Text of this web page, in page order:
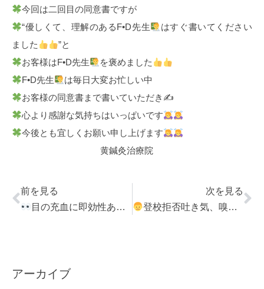
今回は二回目の同意書ですが
“優しくて、理解のあるF•D先生
はすぐ書いてください
ました
”と
お客様はF•D先生
を褒めました
F•D先生
は毎日大変お忙しい中
お客様の同意書まで書いていただき✍
心より感謝な気持ちはいっぱいです
今後とも宜しくお願い申し上げます
黄鍼灸治療院
前を見る
目の充血に即効性あるのはハリ治療です
次を見る
登校拒否吐き気、嗅覚過敏な小学生は元気になって学校へ
アーカイブ